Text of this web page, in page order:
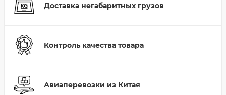
Доставка негабаритных грузов
Контроль качества товара
Авиаперевозки из Китая